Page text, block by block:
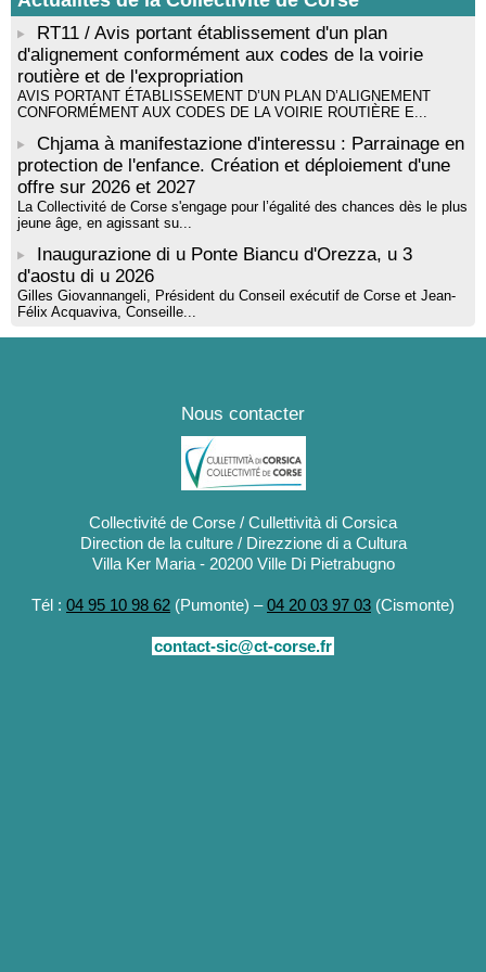
! Événement reporté ! Cycle de conférences peinture animé
par Alexandre Dominati - Mediateca territuriale di Santa Lucia di
Tallà
RT11 / Avis portant établissement d'un plan
d'alignement conformément aux codes de la voirie
routière et de l'expropriation
AVIS PORTANT ÉTABLISSEMENT D’UN PLAN D’ALIGNEMENT
CONFORMÉMENT AUX CODES DE LA VOIRIE ROUTIÈRE E...
Chjama à manifestazione d'interessu : Parrainage en
protection de l'enfance. Création et déploiement d'une
offre sur 2026 et 2027
La Collectivité de Corse s'engage pour l’égalité des chances dès le plus
jeune âge, en agissant su...
Inaugurazione di u Ponte Biancu d'Orezza, u 3
d'aostu di u 2026
Gilles Giovannangeli, Président du Conseil exécutif de Corse et Jean-
Félix Acquaviva, Conseille...
Nous contacter
Collectivité de Corse / Cullettività di Corsica
Direction de la culture / Direzzione di a Cultura
Villa Ker Maria - 20200 Ville Di Pietrabugno
Tél : 04 95 10 98 62 (Pumonte) –04 20 03 97 03 (Cismonte)
contact-sic@ct-corse.fr